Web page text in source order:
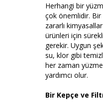
Herhangi bir
çok önemlidir. Bir
zararlı
ürünleri için
gerekir. Uygun
su, klor gibi
her zaman
yardımcı olur.
Bir Kepçe ve